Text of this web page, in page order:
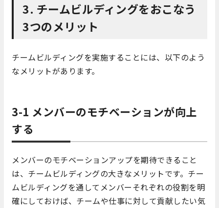
3. チームビルディングをおこなう
3つのメリット
チームビルディングを実施することには、以下のよう
なメリットがあります。
3-1 メンバーのモチベーションが向上
する
メンバーのモチベーションアップを期待できること
は、チームビルディングの大きなメリットです。チー
ムビルディングを通してメンバーそれぞれの役割を明
確にしておけば、チームや仕事に対して貢献したい気